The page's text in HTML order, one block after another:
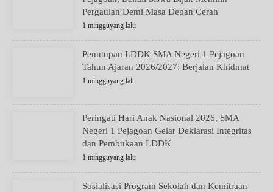
Pergaulan Demi Masa Depan Cerah
1 mingguyang lalu
Penutupan LDDK SMA Negeri 1 Pejagoan
Tahun Ajaran 2026/2027: Berjalan Khidmat
1 mingguyang lalu
Peringati Hari Anak Nasional 2026, SMA
Negeri 1 Pejagoan Gelar Deklarasi Integritas
dan Pembukaan LDDK
1 mingguyang lalu
Sosialisasi Program Sekolah dan Kemitraan